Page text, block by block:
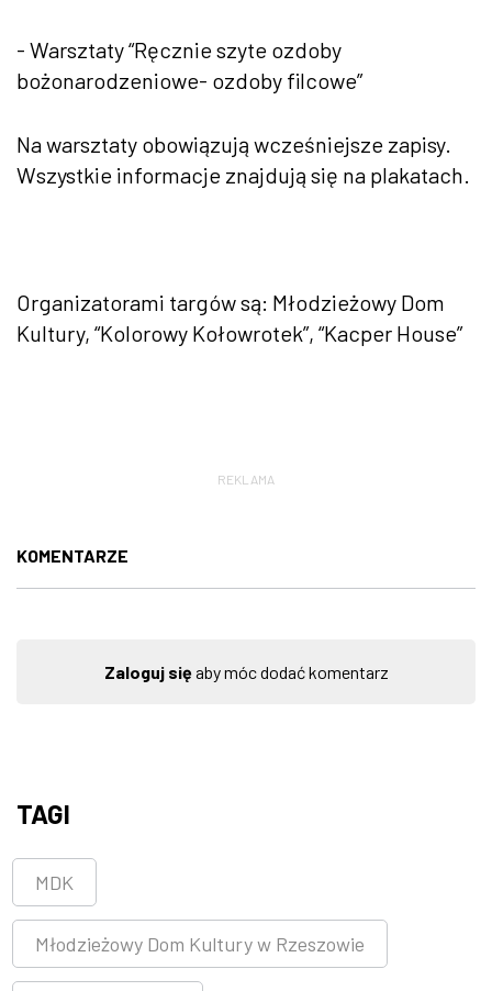
- Warsztaty “Ręcznie szyte ozdoby
bożonarodzeniowe- ozdoby filcowe”
Na warsztaty obowiązują wcześniejsze zapisy.
Wszystkie informacje znajdują się na plakatach.
Organizatorami targów są: Młodzieżowy Dom
Kultury, “Kolorowy Kołowrotek”, “Kacper House”
REKLAMA
KOMENTARZE
Zaloguj sięaby móc dodać komentarz
TAGI
MDK
Młodzieżowy Dom Kultury w Rzeszowie